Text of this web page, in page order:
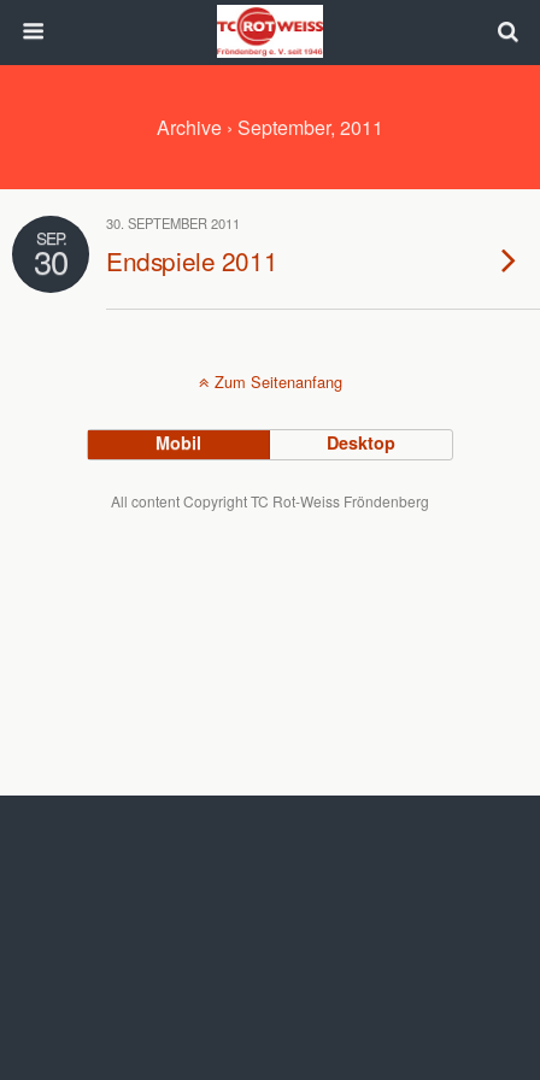
Archive › September, 2011
SEP.
30
30. SEPTEMBER 2011
Endspiele 2011
Zum Seitenanfang
Mobil Desktop
All content Copyright TC Rot-Weiss Fröndenberg